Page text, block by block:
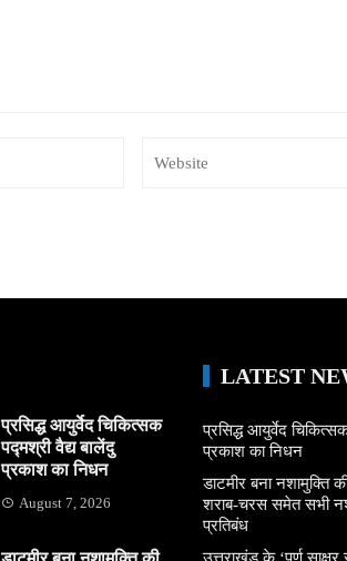
प्रसिद्ध आयुर्वेद चिकित्सक
पद्मश्री वैद्य बालेंदु
प्रकाश का निधन
August 7, 2026
LATEST
प्रसिद्ध आयुर्वेद
प्रकाश का निधन
डाटमीर बना नशामुक्ति
शराब-चरस समेत सभी
प्रतिबंध